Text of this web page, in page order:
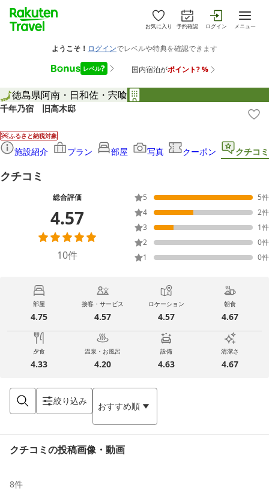
お気に入り 予約確認 ログイン メニュー
徳島県阿南・日和佐・宍喰
千年乃宿 旧高木邸
ふるさと納税対象
施設紹介 プラン 部屋 写真 クーポン クチコミ
クチコミ
総合評価
4.57
10件
5 5件
4
2件
3
1件
2
0件
1
0件
部屋
4.75
接客・サービス
4.57
ロケーション
4.57
朝食
4.67
夕食
4.33
温泉・お風呂
4.20
設備
4.63
清潔さ
4.67
絞り込み おすすめ順
クチコミの投稿画像・動画
8件